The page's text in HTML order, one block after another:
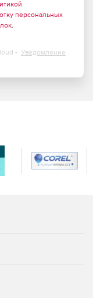
и управлять
шифрования
персональных
.
- Уведомление